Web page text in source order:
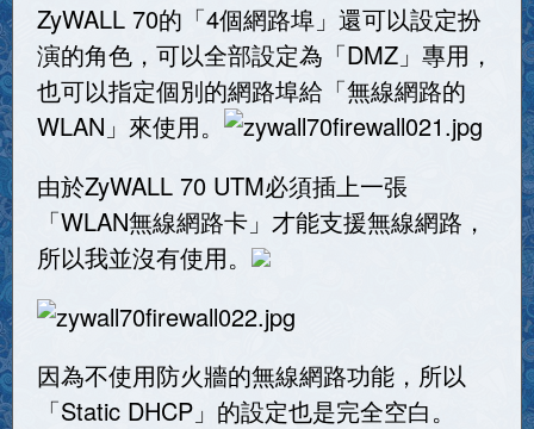
ZyWALL 70的「4個網路埠」還可以設定扮
演的角色，可以全部設定為「DMZ」專用，
也可以指定個別的網路埠給「無線網路的
WLAN」來使用。
由於ZyWALL 70 UTM必須插上一張
「WLAN無線網路卡」才能支援無線網路，
所以我並沒有使用。
因為不使用防火牆的無線網路功能，所以
「Static DHCP」的設定也是完全空白。